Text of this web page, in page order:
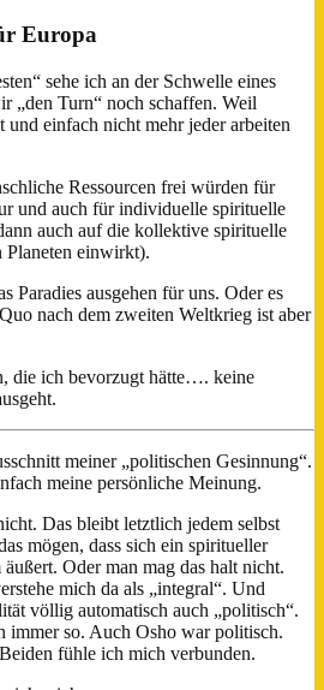
Europa
sehe ich an der Schwelle eines
„den Turn“ noch schaffen. Weil
und einfach nicht mehr jeder arbeiten
Ressourcen frei würden für
und auch für individuelle spirituelle
auch auf die kollektive spirituelle
Planeten einwirkt).
Paradies ausgehen für uns. Oder es
nach dem zweiten Weltkrieg ist aber
die ich bevorzugt hätte…. keine
meiner „politischen Gesinnung“.
meine persönliche Meinung.
Das bleibt letztlich jedem selbst
mögen, dass sich ein spiritueller
Oder man mag das halt nicht.
mich da als „integral“. Und
völlig automatisch auch „politisch“.
immer so. Auch Osho war politisch.
fühle ich mich verbunden.